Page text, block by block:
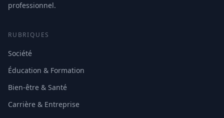
professionnel.
RUBRIQUES
Société
Éducation & Formation
Bien-être & Santé
Carrière & Entreprise